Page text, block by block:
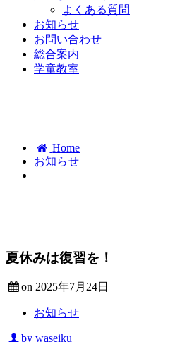
よくある質問
お知らせ
お問い合わせ
総合案内
学童教室
Home
お知らせ
夏休みは復習を！
on 2025年7月24日
お知らせ
by waseiku